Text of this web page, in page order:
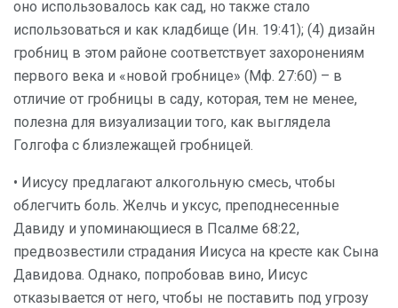
оно использовалось как сад, но также стало
использоваться и как кладбище (Ин. 19:41); (4) дизайн
гробниц в этом районе соответствует захоронениям
первого века и «новой гробнице» (Мф. 27:60) – в
отличие от гробницы в саду, которая, тем не менее,
полезна для визуализации того, как выглядела
Голгофа с близлежащей гробницей.
• Иисусу предлагают алкогольную смесь, чтобы
облегчить боль. Желчь и уксус, преподнесенные
Давиду и упоминающиеся в Псалме 68:22,
предвозвестили страдания Иисуса на кресте как Сына
Давидова. Однако, попробовав вино, Иисус
отказывается от него, чтобы не поставить под угрозу